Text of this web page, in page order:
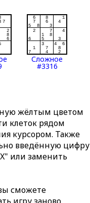
Сложное
#3316
жёлтым цветом
клеток рядом
курсором. Также
введённую цифру
или заменить
сможете